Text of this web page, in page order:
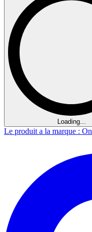
Loading...
Le produit a la marque : On